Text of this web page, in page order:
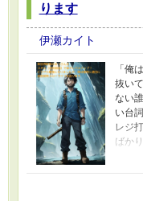
ります
伊瀬カイト
「俺
抜い
ない
い台
レジ
ばか
朝ア
てる